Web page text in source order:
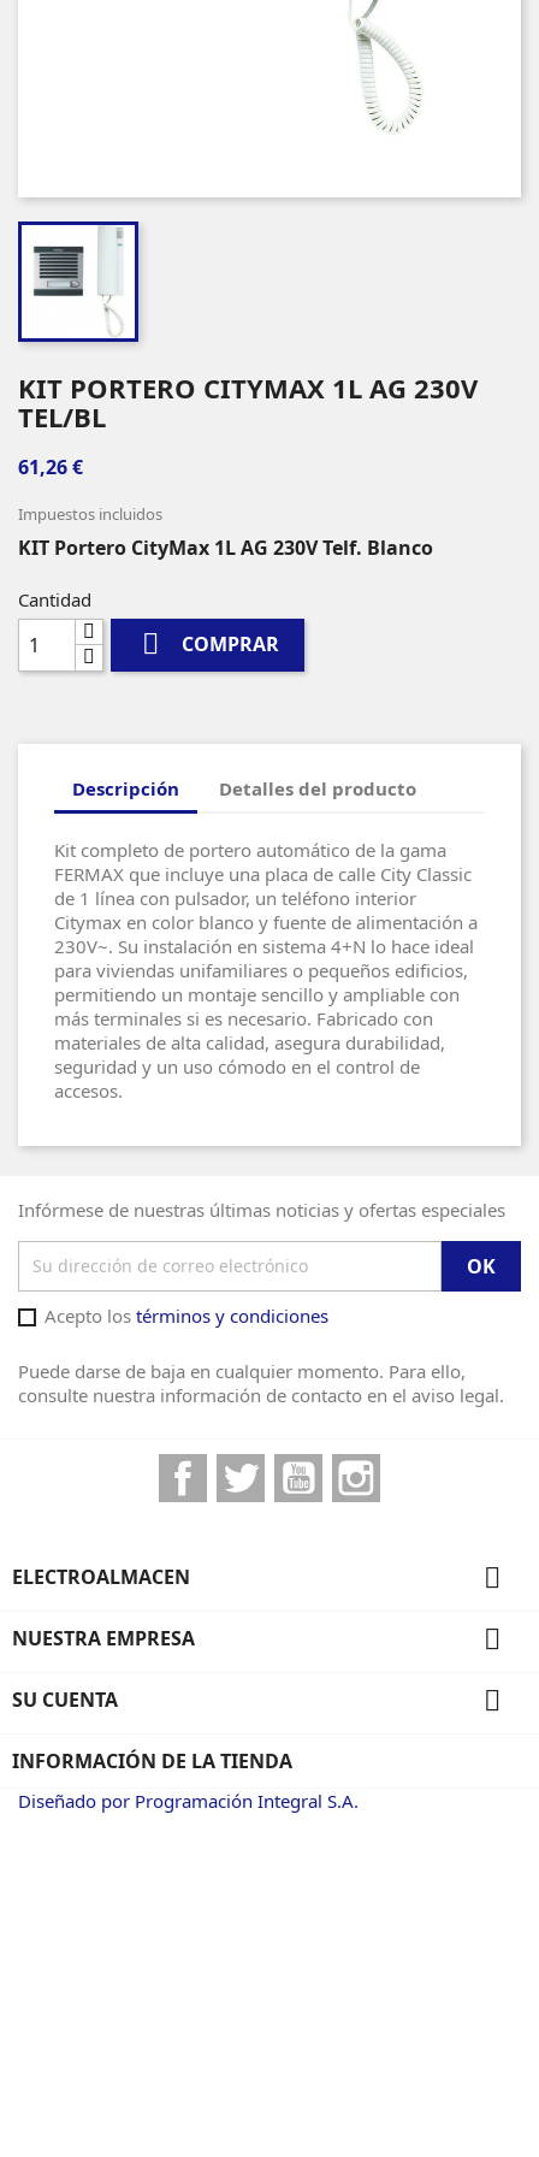
KIT PORTERO CITYMAX 1L AG 230V
TEL/BL
61,26 €
Impuestos incluidos
KIT Portero CityMax 1L AG 230V Telf. Blanco
Cantidad
 COMPRAR
Descripción Detalles del producto
Kit completo de portero automático de la gama
FERMAX que incluye una placa de calle City Classic
de 1 línea con pulsador, un teléfono interior
Citymax en color blanco y fuente de alimentación a
230V~. Su instalación en sistema 4+N lo hace ideal
para viviendas unifamiliares o pequeños edificios,
permitiendo un montaje sencillo y ampliable con
más terminales si es necesario. Fabricado con
materiales de alta calidad, asegura durabilidad,
seguridad y un uso cómodo en el control de
accesos.
Infórmese de nuestras últimas noticias y ofertas especiales
Acepto los términos y condiciones
Puede darse de baja en cualquier momento. Para ello,
consulte nuestra información de contacto en el aviso legal.
FacebookTwitter YouTube
ELECTROALMACEN 
NUESTRA EMPRESA 
SU CUENTA 
INFORMACIÓN DE LA TIENDA
Diseñado por Programación Integral S.A.